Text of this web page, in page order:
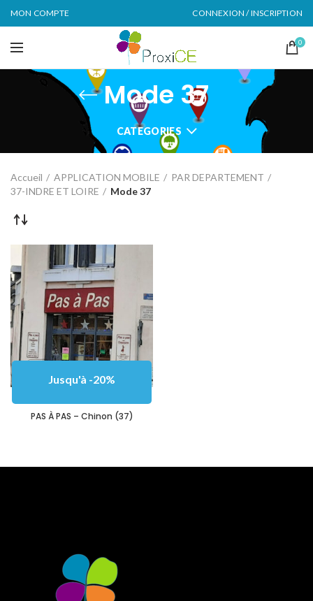
MON COMPTE CONNEXION / INSCRIPTION
0
Mode 37
CATEGORIES
Accueil APPLICATION MOBILE
PAR DEPARTEMENT
37-INDRE ET LOIRE
Mode 37
Jusqu'à -20%
PAS À PAS – Chinon (37)